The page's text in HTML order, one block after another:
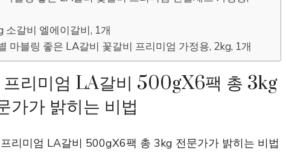
소갈비 엘에이갈비, 1개
마블링 좋은 LA갈비 꽃갈비 프리미엄 가정용, 2kg, 1개
프리미엄 LA갈비 500gX6팩 총 3kg
가가 밝히는 비법
리미엄 LA갈비 500gX6팩 총 3kg 전문가가 밝히는 비법